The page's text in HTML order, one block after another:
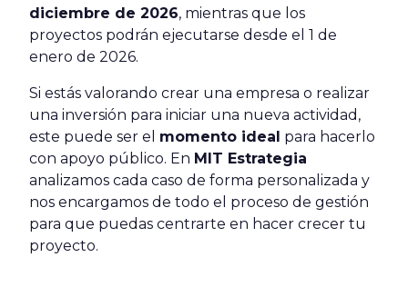
diciembre de 2026, mientras que los
proyectos podrán ejecutarse desde el 1 de
enero de 2026.
Si estás valorando crear una empresa o realizar
una inversión para iniciar una nueva actividad,
este puede ser el momento ideal para hacerlo
con apoyo público. En MIT Estrategia
analizamos cada caso de forma personalizada y
nos encargamos de todo el proceso de gestión
para que puedas centrarte en hacer crecer tu
proyecto.